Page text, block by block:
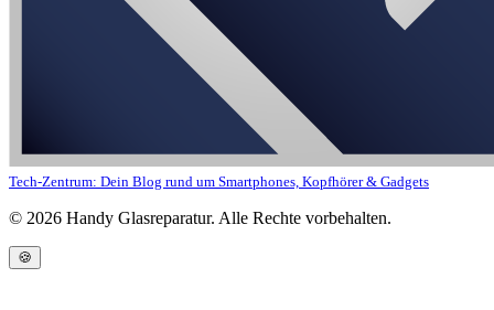
Tech-Zentrum: Dein Blog rund um Smartphones, Kopfhörer & Gadgets
© 2026 Handy Glasreparatur. Alle Rechte vorbehalten.
🍪